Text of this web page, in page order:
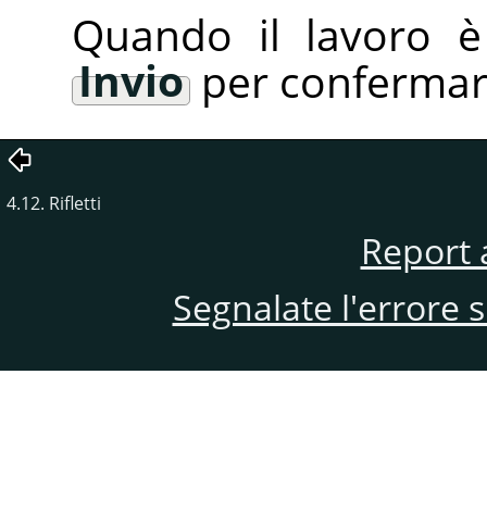
Quando il lavoro
Invioper
4.12. Rifletti
Report
Segnalate l'errore